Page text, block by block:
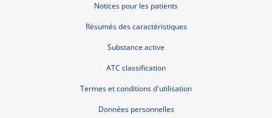
Notices pour les patients
Résumés des caractéristiques
Substance active
ATC classification
Termes et conditions d'utilisation
Données personnelles